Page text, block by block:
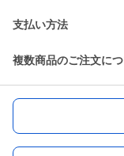
支払い方法
複数商品のご注文に